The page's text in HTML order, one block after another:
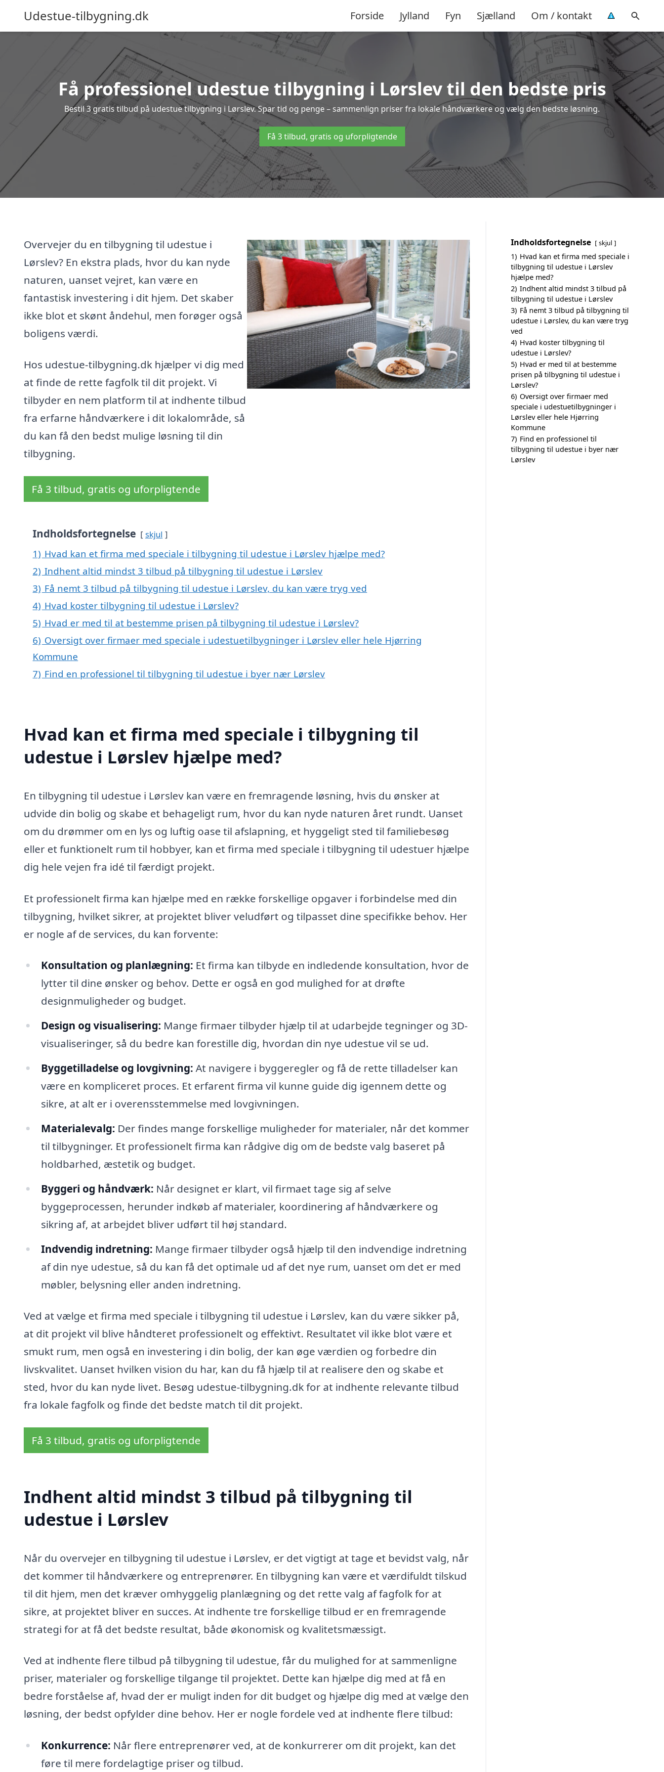
Udestue-tilbygning.dk Forside Jylland Fyn Sjælland Om / kontakt
Få professionel udestue tilbygning i Lørslev til den bedste pris
Bestil 3 gratis tilbud på udestue tilbygning i Lørslev. Spar tid og penge – sammenlign priser fra lokale håndværkere og vælg den bedste løsning.
Få 3 tilbud, gratis og uforpligtende
Overvejer du en tilbygning til udestue i
Lørslev? En ekstra plads, hvor du kan nyde
naturen, uanset vejret, kan være en
fantastisk investering i dit hjem. Det skaber
ikke blot et skønt åndehul, men forøger også
boligens værdi.
Hos udestue-tilbygning.dk hjælper vi dig med
at finde de rette fagfolk til dit projekt. Vi
tilbyder en nem platform til at indhente tilbud
fra erfarne håndværkere i dit lokalområde, så
du kan få den bedst mulige løsning til din
tilbygning.
Få 3 tilbud, gratis og uforpligtende
Indholdsfortegnelse skjul
1) Hvad kan et firma med speciale i tilbygning til udestue i Lørslev hjælpe med?
2) Indhent altid mindst 3 tilbud på tilbygning til udestue i Lørslev
3) Få nemt 3 tilbud på tilbygning til udestue i Lørslev, du kan være tryg ved
4) Hvad koster tilbygning til udestue i Lørslev?
5) Hvad er med til at bestemme prisen på tilbygning til udestue i Lørslev?
6) Oversigt over firmaer med speciale i udestuetilbygninger i Lørslev eller hele Hjørring
Kommune
7) Find en professionel til tilbygning til udestue i byer nær Lørslev
Hvad kan et firma med speciale i tilbygning til
udestue i Lørslev hjælpe med?
En tilbygning til udestue i Lørslev kan være en fremragende løsning, hvis du ønsker at
udvide din bolig og skabe et behageligt rum, hvor du kan nyde naturen året rundt. Uanset
om du drømmer om en lys og luftig oase til afslapning, et hyggeligt sted til familiebesøg
eller et funktionelt rum til hobbyer, kan et firma med speciale i tilbygning til udestuer hjælpe
dig hele vejen fra idé til færdigt projekt.
Et professionelt firma kan hjælpe med en række forskellige opgaver i forbindelse med din
tilbygning, hvilket sikrer, at projektet bliver veludført og tilpasset dine specifikke behov. Her
er nogle af de services, du kan forvente:
Konsultation og planlægning: Et firma kan tilbyde en indledende konsultation, hvor de
lytter til dine ønsker og behov. Dette er også en god mulighed for at drøfte
designmuligheder og budget.
Design og visualisering: Mange firmaer tilbyder hjælp til at udarbejde tegninger og 3D-
visualiseringer, så du bedre kan forestille dig, hvordan din nye udestue vil se ud.
Byggetilladelse og lovgivning: At navigere i byggeregler og få de rette tilladelser kan
være en kompliceret proces. Et erfarent firma vil kunne guide dig igennem dette og
sikre, at alt er i overensstemmelse med lovgivningen.
Materialevalg: Der findes mange forskellige muligheder for materialer, når det kommer
til tilbygninger. Et professionelt firma kan rådgive dig om de bedste valg baseret på
holdbarhed, æstetik og budget.
Byggeri og håndværk: Når designet er klart, vil firmaet tage sig af selve
byggeprocessen, herunder indkøb af materialer, koordinering af håndværkere og
sikring af, at arbejdet bliver udført til høj standard.
Indvendig indretning: Mange firmaer tilbyder også hjælp til den indvendige indretning
af din nye udestue, så du kan få det optimale ud af det nye rum, uanset om det er med
møbler, belysning eller anden indretning.
Ved at vælge et firma med speciale i tilbygning til udestue i Lørslev, kan du være sikker på,
at dit projekt vil blive håndteret professionelt og effektivt. Resultatet vil ikke blot være et
smukt rum, men også en investering i din bolig, der kan øge værdien og forbedre din
livskvalitet. Uanset hvilken vision du har, kan du få hjælp til at realisere den og skabe et
sted, hvor du kan nyde livet. Besøg udestue-tilbygning.dk for at indhente relevante tilbud
fra lokale fagfolk og finde det bedste match til dit projekt.
Få 3 tilbud, gratis og uforpligtende
Indhent altid mindst 3 tilbud på tilbygning til
udestue i Lørslev
Når du overvejer en tilbygning til udestue i Lørslev, er det vigtigt at tage et bevidst valg, når
det kommer til håndværkere og entreprenører. En tilbygning kan være et værdifuldt tilskud
til dit hjem, men det kræver omhyggelig planlægning og det rette valg af fagfolk for at
sikre, at projektet bliver en succes. At indhente tre forskellige tilbud er en fremragende
strategi for at få det bedste resultat, både økonomisk og kvalitetsmæssigt.
Ved at indhente flere tilbud på tilbygning til udestue, får du mulighed for at sammenligne
priser, materialer og forskellige tilgange til projektet. Dette kan hjælpe dig med at få en
bedre forståelse af, hvad der er muligt inden for dit budget og hjælpe dig med at vælge den
løsning, der bedst opfylder dine behov. Her er nogle fordele ved at indhente flere tilbud:
Konkurrence: Når flere entreprenører ved, at de konkurrerer om dit projekt, kan det
føre til mere fordelagtige priser og tilbud.
Indholdsfortegnelse skjul
1) Hvad kan et firma med speciale i
tilbygning til udestue i Lørslev
hjælpe med?
2) Indhent altid mindst 3 tilbud på
tilbygning til udestue i Lørslev
3) Få nemt 3 tilbud på tilbygning til
udestue i Lørslev, du kan være tryg
ved
4) Hvad koster tilbygning til
udestue i Lørslev?
5) Hvad er med til at bestemme
prisen på tilbygning til udestue i
Lørslev?
6) Oversigt over firmaer med
speciale i udestuetilbygninger i
Lørslev eller hele Hjørring
Kommune
7) Find en professionel til
tilbygning til udestue i byer nær
Lørslev